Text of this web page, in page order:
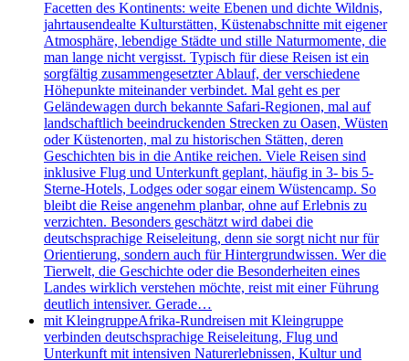
Facetten des Kontinents: weite Ebenen und dichte Wildnis,
jahrtausendealte Kulturstätten, Küstenabschnitte mit eigener
Atmosphäre, lebendige Städte und stille Naturmomente, die
man lange nicht vergisst. Typisch für diese Reisen ist ein
sorgfältig zusammengesetzter Ablauf, der verschiedene
Höhepunkte miteinander verbindet. Mal geht es per
Geländewagen durch bekannte Safari-Regionen, mal auf
landschaftlich beeindruckenden Strecken zu Oasen, Wüsten
oder Küstenorten, mal zu historischen Stätten, deren
Geschichten bis in die Antike reichen. Viele Reisen sind
inklusive Flug und Unterkunft geplant, häufig in 3- bis 5-
Sterne-Hotels, Lodges oder sogar einem Wüstencamp. So
bleibt die Reise angenehm planbar, ohne auf Erlebnis zu
verzichten. Besonders geschätzt wird dabei die
deutschsprachige Reiseleitung, denn sie sorgt nicht nur für
Orientierung, sondern auch für Hintergrundwissen. Wer die
Tierwelt, die Geschichte oder die Besonderheiten eines
Landes wirklich verstehen möchte, reist mit einer Führung
deutlich intensiver. Gerade…
mit KleingruppeAfrika-Rundreisen mit Kleingruppe
verbinden deutschsprachige Reiseleitung, Flug und
Unterkunft mit intensiven Naturerlebnissen, Kultur und